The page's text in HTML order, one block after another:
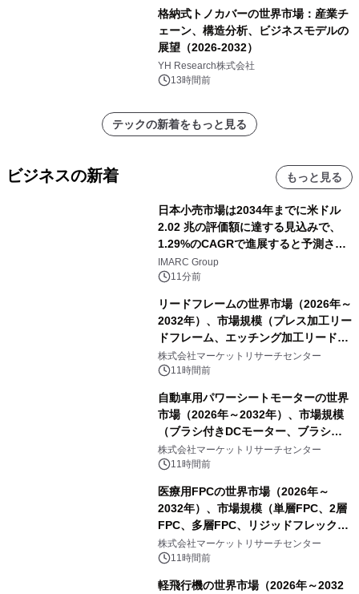
格納式トノカバーの世界市場：産業チ
ェーン、構造分析、ビジネスモデルの
展望（2026-2032）
YH Research株式会社
13時間前
テックの新着をもっと見る
ビジネスの新着 もっと見る
日本小売市場は2034年までに米ドル
2.02 兆の評価額に達する見込みで、
1.29%のCAGRで進展すると予測され
ています。
IMARC Group
11分前
リードフレームの世界市場（2026年～
2032年）、市場規模（プレス加工リー
ドフレーム、エッチング加工リードフ
レーム）・分析レポートを発表
株式会社マーケットリサーチセンター
11時間前
自動車用パワーシートモーターの世界
市場（2026年～2032年）、市場規模
（ブラシ付きDCモーター、ブラシレ
スDCモーター）・分析レポートを発
表
株式会社マーケットリサーチセンター
11時間前
医療用FPCの世界市場（2026年～
2032年）、市場規模（単層FPC、2層
FPC、多層FPC、リジッドフレックス
PCB）・分析レポートを発表
株式会社マーケットリサーチセンター
11時間前
軽飛行機の世界市場（2026年～2032